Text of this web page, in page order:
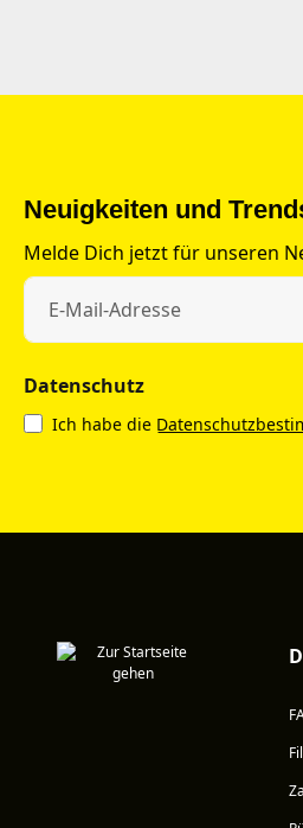
Neuigkeiten und
Melde Dich jetzt für unseren
Datenschutz
Ich habe die